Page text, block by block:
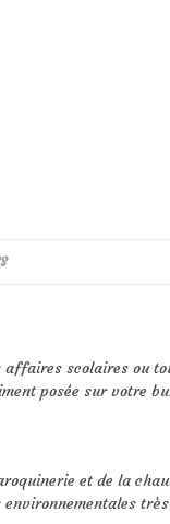
scolaires ou
posée sur votre
et de la
environnementales